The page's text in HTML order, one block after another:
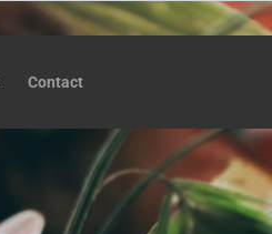
Contact